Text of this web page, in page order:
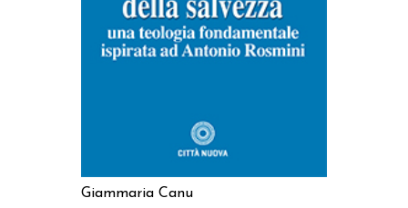
Giammaria Canu